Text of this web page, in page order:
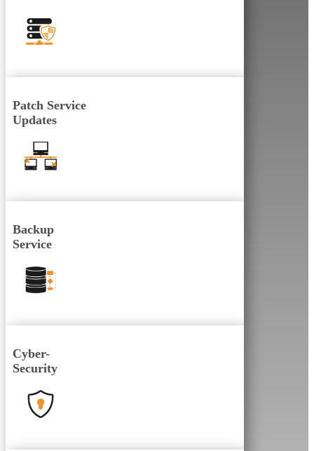
Patch Service
Updates
Backup
Service
Cyber-
Security